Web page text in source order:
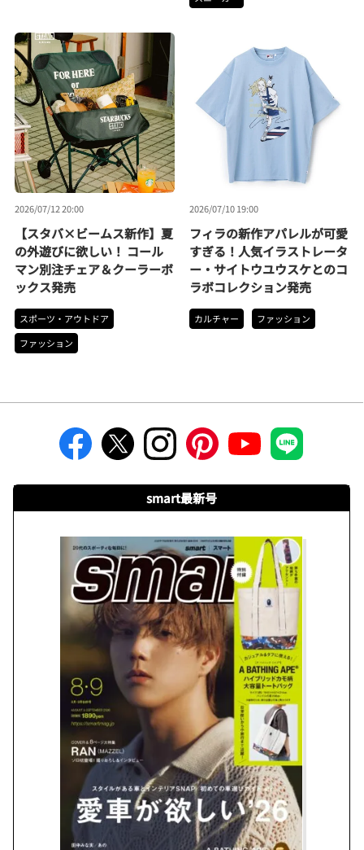
2026/07/12 20:00
【スタバ×ビームス新作】夏
の外遊びに欲しい！ コール
マン別注チェア＆クーラーボ
ックス発売
スポーツ・アウトドア
ファッション
2026/07/10 19:00
フィラの新作アパレルが可愛
すぎる！人気イラストレータ
ー・サイトウユウスケとのコ
ラボコレクション発売
カルチャー ファッション
smart最新号